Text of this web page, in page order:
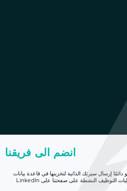
انضم الى فريقنا
إرسال سيرتك الذاتية لتخزينها في قاعدة بيانات
الموارد البشرية لدينا. يتم الإعلان عن عمليات التوظيف النشطة على صفحتنا على LinkedIn